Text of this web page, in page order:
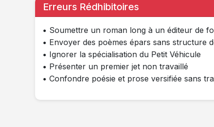
Erreurs Rédhibitoires
• Soumettre un roman long à un éditeur de
• Envoyer des poèmes épars sans structure
• Ignorer la spécialisation du Petit Véhicule
• Présenter un premier jet non travaillé
• Confondre poésie et prose versifiée sans